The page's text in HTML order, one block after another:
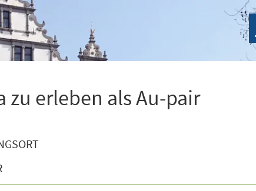
zu erleben als Au-pair